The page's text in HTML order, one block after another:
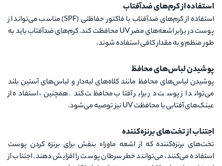
استفاده از کرم‌های ضدآفتاب
استفاده از کرم‌های ضدآفتاب با فاکتور حفاظتی (SPF)
مناسب می‌تواند از
پوست در برابر اشعه‌های مضرUVمحافظت کند. کرم‌های ضدآفتاب باید به
طور منظم و به مقدار کافی استفاده شوند.
پوشیدن لباس‌های محافظ
پوشیدن لباس‌های محافظ مانند کلاه‌های لبه‌دار و لباس‌های آستین بلند
می‌تواند از پوست در برابر آفتاب محافظت کند. همچنین، استفاده از
عینک‌های آفتابی با محافظتUVنیز توصیه می‌شود.
اجتناب از تخت‌های برنزه‌کننده
تخت‌های برنزه‌کننده که از اشعه ماوراء بنفش برای برنزه کردن پوست
استفاده می‌کنند، می‌توانند خطر سرطان پوست را افزایش دهند. اجتناب از